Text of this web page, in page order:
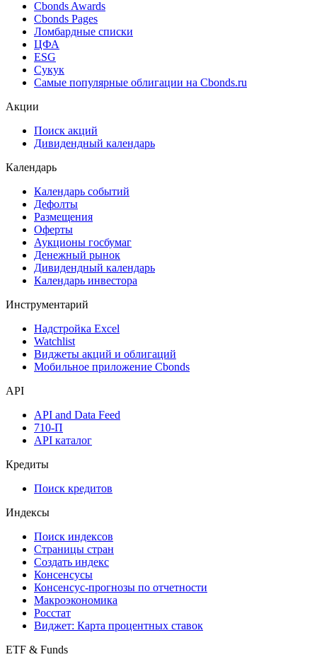
Cbonds Awards
Cbonds Pages
Ломбардные списки
ЦФА
ESG
Сукук
Самые популярные облигации на Cbonds.ru
Акции
Поиск акций
Дивидендный календарь
Календарь
Календарь событий
Дефолты
Размещения
Оферты
Аукционы госбумаг
Денежный рынок
Дивидендный календарь
Календарь инвестора
Инструментарий
Надстройка Excel
Watchlist
Виджеты акций и облигаций
Мобильное приложение Cbonds
API
API and Data Feed
710-П
API каталог
Кредиты
Поиск кредитов
Индексы
Поиск индексов
Страницы стран
Создать индекс
Консенсусы
Консенсус-прогнозы по отчетности
Макроэкономика
Росстат
Виджет: Карта процентных ставок
ETF & Funds